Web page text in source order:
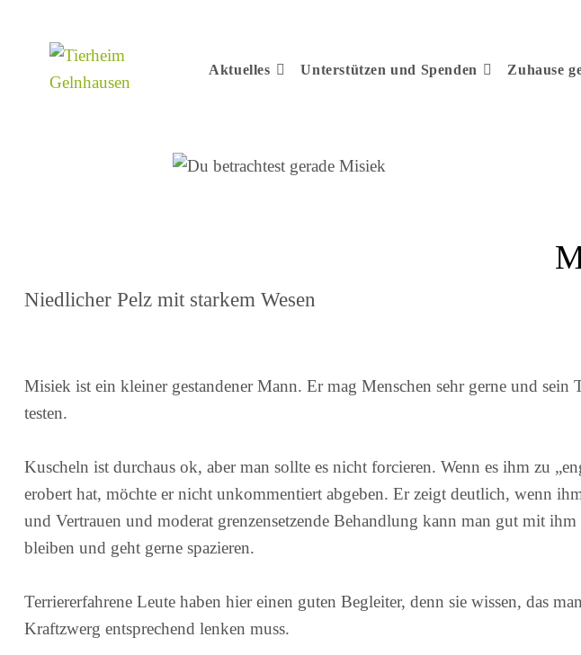
Aktuelles Unterstützen und Spenden Zuhause
Niedlicher Pelz mit starkem Wesen
Misiek ist ein kleiner gestandener Mann. Er mag Menschen sehr gerne und
testen.
Kuscheln ist durchaus ok, aber man sollte es nicht forcieren. Wenn es ihm zu
erobert hat, möchte er nicht unkommentiert abgeben. Er zeigt deutlich, wenn
und Vertrauen und moderat grenzensetzende Behandlung kann man gut mit
bleiben und geht gerne spazieren.
Terriererfahrene Leute haben hier einen guten Begleiter, denn sie wissen, das
Kraftzwerg entsprechend lenken muss.